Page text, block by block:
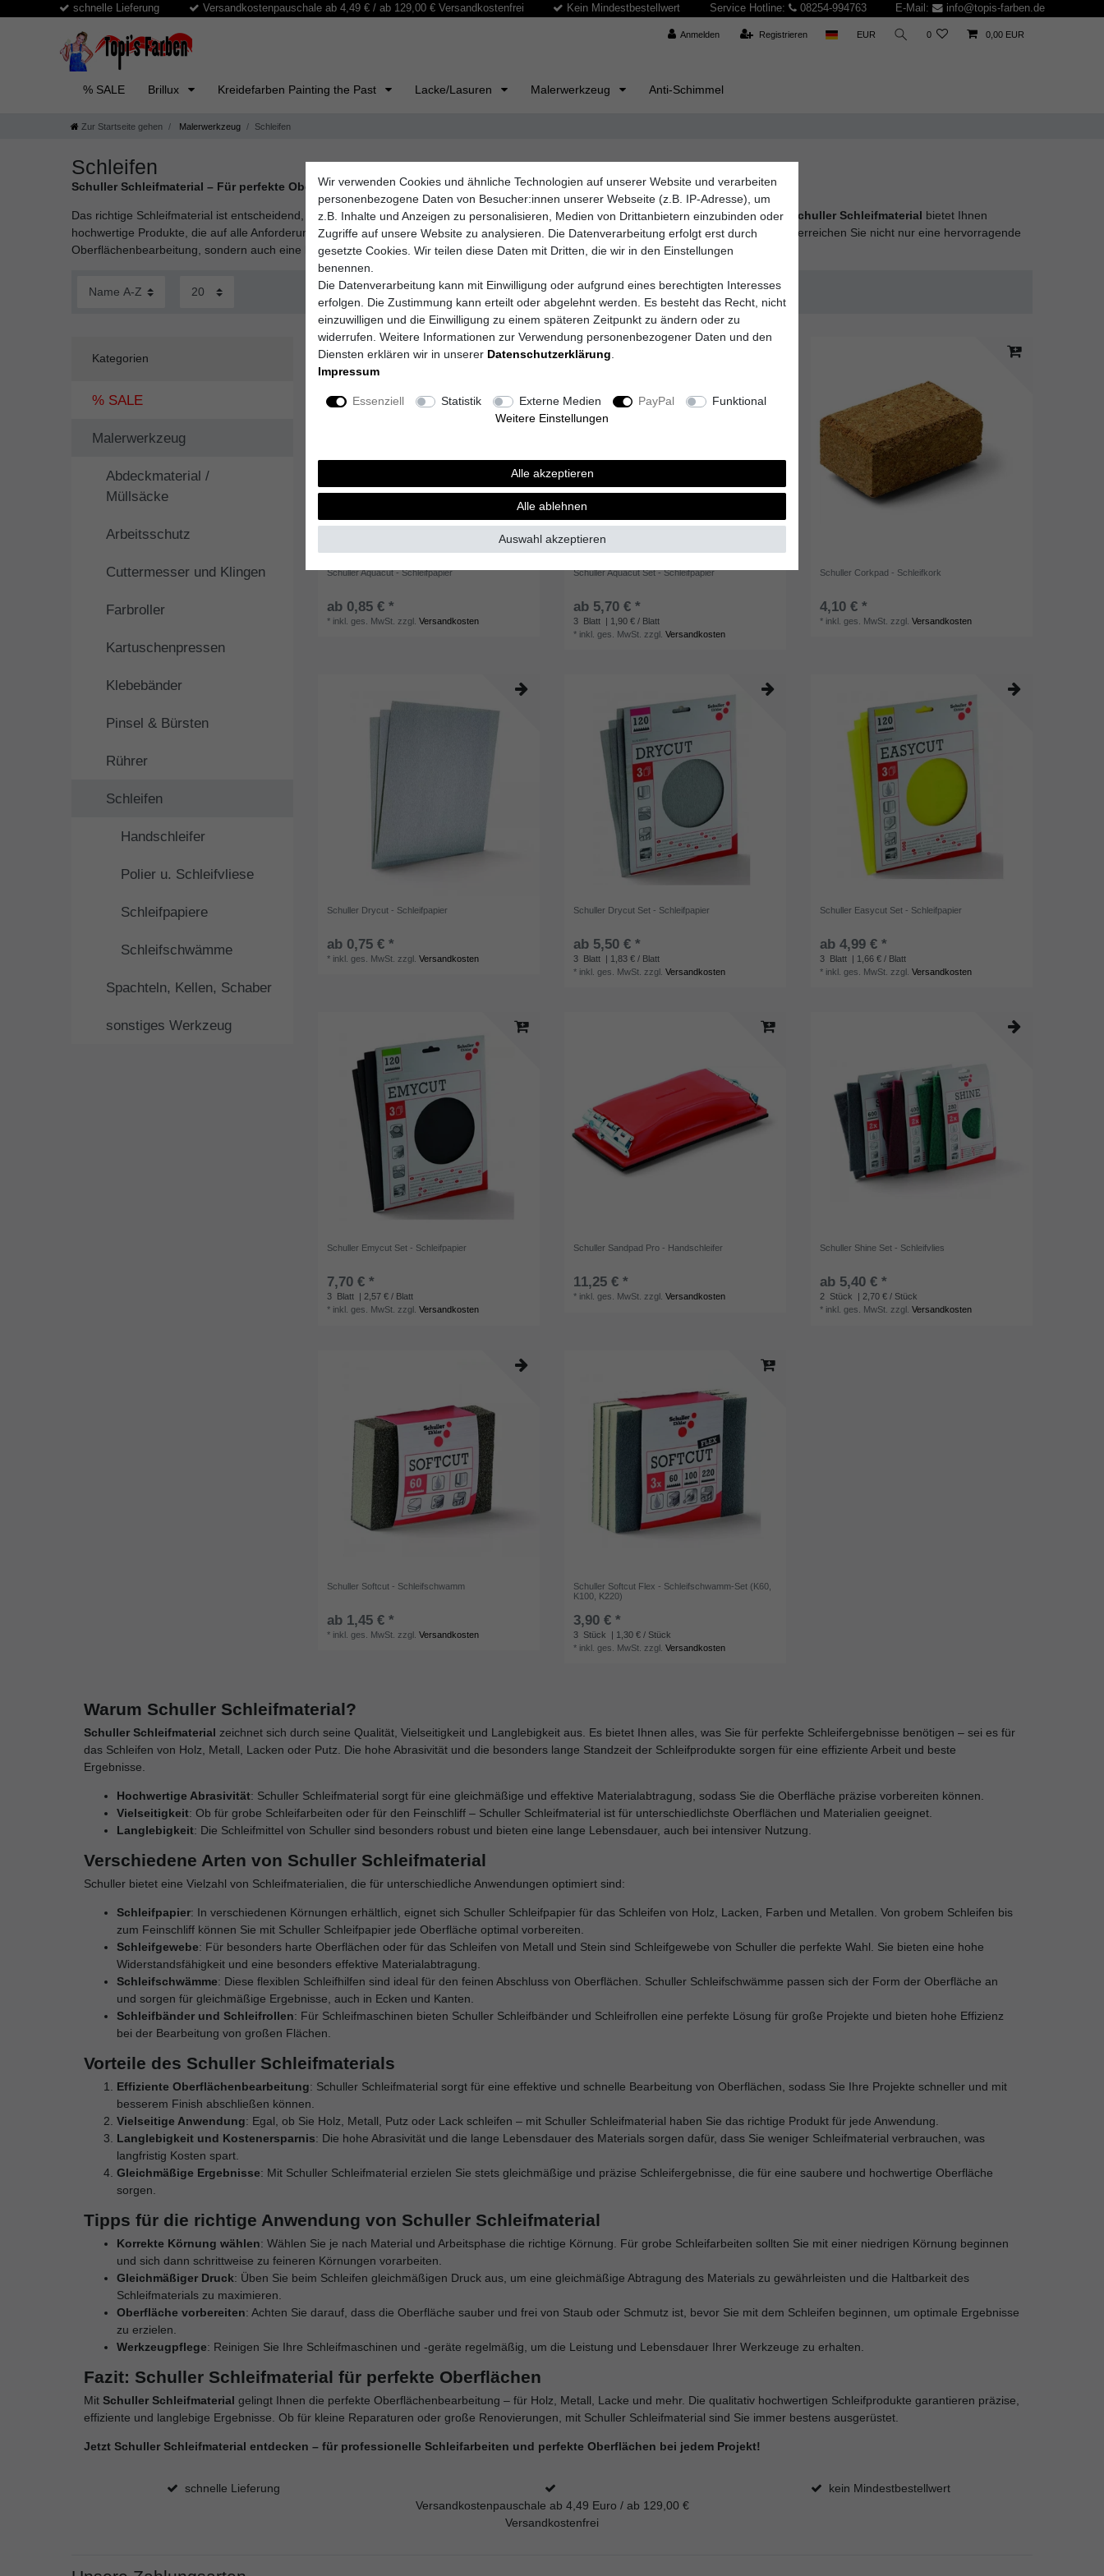
schnelle Lieferung Versandkostenpauschale ab 4,49 € / ab 129,00 € Versandkostenfrei Kein Mindestbestellwert Service Hotline: 08254-994763 E-Mail: info@topis-farben.de
Anmelden Registrieren EUR 0 0,00 EUR
% SALE Brillux Kreidefarben Painting the Past Lacke/Lasuren Malerwerkzeug Anti-Schimmel
Zur Startseite gehen Malerwerkzeug Schleifen
Schleifen
Schuller Schleifmaterial – Für perfekte Oberflächen und präzise Schleifarbeiten
Das richtige Schleifmaterial ist entscheidend, um bei Malerarbeiten, Renovierungen und Bauprojekten ein erstklassiges Finish zu erzielen. Schuller Schleifmaterial bietet Ihnen
hochwertige Produkte, die auf alle Anforderungen zugeschnitten sind – vom Grobschliff bis zum feinen Finish. MitSchuller Schleifmaterial
erreichen Sie nicht nur eine hervorragende
Oberflächenbearbeitung, sondern auch eine lange Haltbarkeit Ihrer Werkzeuge und Materialien.
Kategorien
% SALE
Malerwerkzeug
Abdeckmaterial /
Müllsäcke
Arbeitsschutz
Cuttermesser und Klingen
Farbroller
Kartuschenpressen
Klebebänder
Pinsel & Bürsten
Rührer
Schleifen
Handschleifer
Polier u. Schleifvliese
Schleifpapiere
Schleifschwämme
Spachteln, Kellen, Schaber
sonstiges Werkzeug
Schuller Aquacut - Schleifpapier
ab 0,85 € *
* inkl. ges. MwSt. zzgl.Versandkosten
Schuller Aquacut Set - Schleifpapier
ab 5,70 € *
3 Blatt | 1,90 € / Blatt
* inkl. ges. MwSt. zzgl.Versandkosten
Schuller Corkpad - Schleifkork
4,10 € *
* inkl. ges. MwSt. zzgl.Versandkosten
Schuller Drycut - Schleifpapier
ab 0,75 € *
* inkl. ges. MwSt. zzgl.Versandkosten
Schuller Drycut Set - Schleifpapier
ab 5,50 € *
3 Blatt | 1,83 € / Blatt
* inkl. ges. MwSt. zzgl.Versandkosten
Schuller Easycut Set - Schleifpapier
ab 4,99 € *
3 Blatt | 1,66 € / Blatt
* inkl. ges. MwSt. zzgl.Versandkosten
Schuller Emycut Set - Schleifpapier
7,70 € *
3 Blatt
| 2,57 € / Blatt
* inkl. ges. MwSt. zzgl.Versandkosten
Schuller Sandpad Pro - Handschleifer
11,25 € *
* inkl. ges. MwSt. zzgl.Versandkosten
Schuller Shine Set - Schleifvlies
ab 5,40 € *
2 Stück
| 2,70 € / Stück
* inkl. ges. MwSt. zzgl.Versandkosten
Schuller Softcut - Schleifschwamm
ab 1,45 € *
* inkl. ges. MwSt. zzgl.Versandkosten
Schuller Softcut Flex - Schleifschwamm-Set (K60,
K100, K220)
3,90 € *
3 Stück
| 1,30 € / Stück
* inkl. ges. MwSt. zzgl.Versandkosten
Warum Schuller Schleifmaterial?
Schuller Schleifmaterial zeichnet sich durch seine Qualität, Vielseitigkeit und Langlebigkeit aus. Es bietet Ihnen alles, was Sie für perfekte Schleifergebnisse benötigen – sei es für
das Schleifen von Holz, Metall, Lacken oder Putz. Die hohe Abrasivität und die besonders lange Standzeit der Schleifprodukte sorgen für eine effiziente Arbeit und beste
Ergebnisse.
Hochwertige Abrasivität: Schuller Schleifmaterial sorgt für eine gleichmäßige und effektive Materialabtragung, sodass Sie die Oberfläche präzise vorbereiten können.
Vielseitigkeit: Ob für grobe Schleifarbeiten oder für den Feinschliff – Schuller Schleifmaterial ist für unterschiedlichste Oberflächen und Materialien geeignet.
Langlebigkeit: Die Schleifmittel von Schuller sind besonders robust und bieten eine lange Lebensdauer, auch bei intensiver Nutzung.
Verschiedene Arten von Schuller Schleifmaterial
Schuller bietet eine Vielzahl von Schleifmaterialien, die für unterschiedliche Anwendungen optimiert sind:
Schleifpapier: In verschiedenen Körnungen erhältlich, eignet sich Schuller Schleifpapier für das Schleifen von Holz, Lacken, Farben und Metallen. Von grobem Schleifen bis
zum Feinschliff können Sie mit Schuller Schleifpapier jede Oberfläche optimal vorbereiten.
Schleifgewebe: Für besonders harte Oberflächen oder für das Schleifen von Metall und Stein sind Schleifgewebe von Schuller die perfekte Wahl. Sie bieten eine hohe
Widerstandsfähigkeit und eine besonders effektive Materialabtragung.
Schleifschwämme: Diese flexiblen Schleifhilfen sind ideal für den feinen Abschluss von Oberflächen. Schuller Schleifschwämme passen sich der Form der Oberfläche an
und sorgen für gleichmäßige Ergebnisse, auch in Ecken und Kanten.
Schleifbänder und Schleifrollen: Für Schleifmaschinen bieten Schuller Schleifbänder und Schleifrollen eine perfekte Lösung für große Projekte und bieten hohe Effizienz
bei der Bearbeitung von großen Flächen.
Vorteile des Schuller Schleifmaterials
Effiziente Oberflächenbearbeitung: Schuller Schleifmaterial sorgt für eine effektive und schnelle Bearbeitung von Oberflächen, sodass Sie Ihre Projekte schneller und mit
besserem Finish abschließen können.
Vielseitige Anwendung: Egal, ob Sie Holz, Metall, Putz oder Lack schleifen – mit Schuller Schleifmaterial haben Sie das richtige Produkt für jede Anwendung.
Langlebigkeit und Kostenersparnis: Die hohe Abrasivität und die lange Lebensdauer des Materials sorgen dafür, dass Sie weniger Schleifmaterial verbrauchen, was
langfristig Kosten spart.
Gleichmäßige Ergebnisse: Mit Schuller Schleifmaterial erzielen Sie stets gleichmäßige und präzise Schleifergebnisse, die für eine saubere und hochwertige Oberfläche
sorgen.
Tipps für die richtige Anwendung von Schuller Schleifmaterial
Korrekte Körnung wählen: Wählen Sie je nach Material und Arbeitsphase die richtige Körnung. Für grobe Schleifarbeiten sollten Sie mit einer niedrigen Körnung beginnen
und sich dann schrittweise zu feineren Körnungen vorarbeiten.
Gleichmäßiger Druck: Üben Sie beim Schleifen gleichmäßigen Druck aus, um eine gleichmäßige Abtragung des Materials zu gewährleisten und die Haltbarkeit des
Schleifmaterials zu maximieren.
Oberfläche vorbereiten: Achten Sie darauf, dass die Oberfläche sauber und frei von Staub oder Schmutz ist, bevor Sie mit dem Schleifen beginnen, um optimale Ergebnisse
zu erzielen.
Werkzeugpflege: Reinigen Sie Ihre Schleifmaschinen und -geräte regelmäßig, um die Leistung und Lebensdauer Ihrer Werkzeuge zu erhalten.
Fazit: Schuller Schleifmaterial für perfekte Oberflächen
Mit Schuller Schleifmaterial gelingt Ihnen die perfekte Oberflächenbearbeitung – für Holz, Metall, Lacke und mehr. Die qualitativ hochwertigen Schleifprodukte garantieren präzise,
effiziente und langlebige Ergebnisse. Ob für kleine Reparaturen oder große Renovierungen, mit Schuller Schleifmaterial sind Sie immer bestens ausgerüstet.
Jetzt Schuller Schleifmaterial entdecken – für professionelle Schleifarbeiten und perfekte Oberflächen bei jedem Projekt!
schnelle Lieferung
Versandkostenpauschale ab 4,49 Euro / ab 129,00 €
Versandkostenfrei
kein Mindestbestellwert
Wir verwenden Cookies und ähnliche Technologien auf unserer Website und verarbeiten
personenbezogene Daten von Besucher:innen unserer Webseite (z.B. IP-Adresse), um
z.B. Inhalte und Anzeigen zu personalisieren, Medien von Drittanbietern einzubinden oder
Zugriffe auf unsere Website zu analysieren. Die Datenverarbeitung erfolgt erst durch
gesetzte Cookies. Wir teilen diese Daten mit Dritten, die wir in den Einstellungen
benennen.
Die Datenverarbeitung kann mit Einwilligung oder aufgrund eines berechtigten Interesses
erfolgen. Die Zustimmung kann erteilt oder abgelehnt werden. Es besteht das Recht, nicht
einzuwilligen und die Einwilligung zu einem späteren Zeitpunkt zu ändern oder zu
widerrufen. Weitere Informationen zur Verwendung personenbezogener Daten und den
Diensten erklären wir in unserer Daten­schutz­erklärung
Impressum
Essenziell Statistik Externe Medien PayPal
Funktional
Weitere Einstellungen
Alle akzeptieren
Alle ablehnen
Auswahl akzeptieren